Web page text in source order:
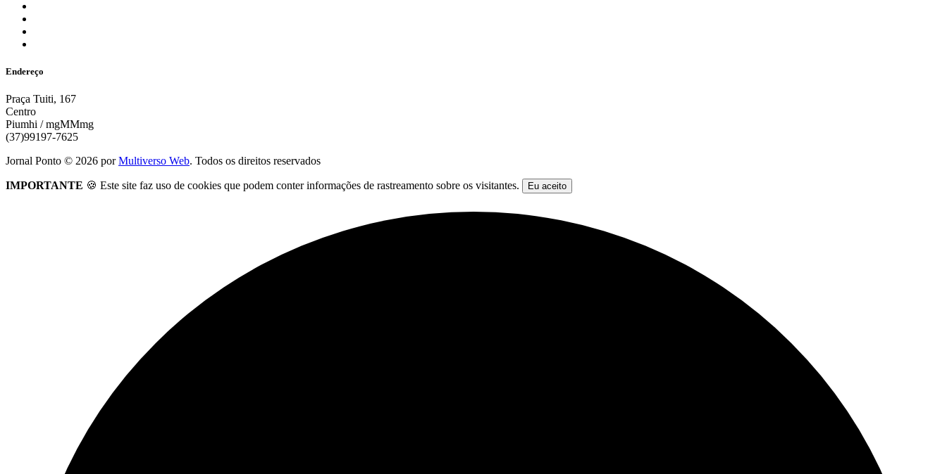
Endereço
Praça Tuiti, 167
Centro
Piumhi / mgMMmg
(37)99197-7625
Jornal Ponto © 2026 porMultiverso Web. Todos os direitos reservados
IMPORTANTE 🍪 Este site faz uso de cookies que podem conter informações de rastreamento sobre os visitantes. Eu aceito